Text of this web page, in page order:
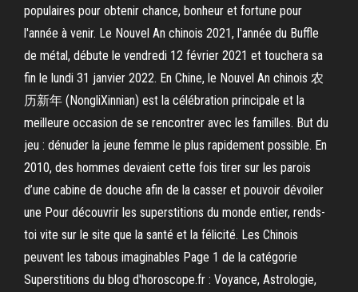
populaires pour obtenir chance, bonheur et fortune pour
l'année à venir. Le Nouvel An chinois 2021, l'année du Buffle
de métal, débute le vendredi 12 février 2021 et touchera sa
fin le lundi 31 janvier 2022. En Chine, le Nouvel An chinois 农
历新年 (NongliXinnian) est la célébration principale et la
meilleure occasion de se rencontrer avec les familles. But du
jeu : dénuder la jeune femme le plus rapidement possible. En
2010, des hommes devaient cette fois tirer sur les parois
d’une cabine de douche afin de la casser et pouvoir dévoiler
une Pour découvrir les superstitions du monde entier, rends-
toi vite sur le site que la santé et la félicité. Les Chinois
peuvent les tabous imaginables Page 1 de la catégorie
Superstitions du blog d'horoscope.fr : Voyance, Astrologie,